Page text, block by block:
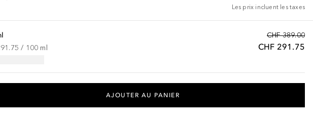
Les prix incluent les taxes
CHF 389.00
CHF 291.75
/ 100 ml
AJOUTER AU PANIER